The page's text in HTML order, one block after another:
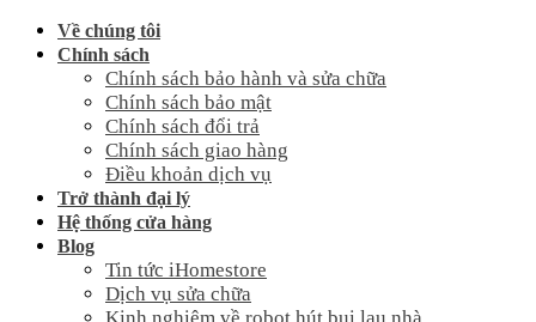
Skip
Về chúng tôi
Chính sách
Chính sách bảo hành và sửa chữa
Chính sách bảo mật
Chính sách đổi trả
Chính sách giao hàng
Điều khoản dịch vụ
Trở thành đại lý
Hệ thống cửa hàng
Blog
Tin tức iHomestore
Dịch vụ sửa chữa